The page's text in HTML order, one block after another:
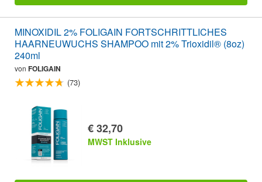
MINOXIDIL 2% FOLIGAIN FORTSCHRITTLICHES
HAARNEUWUCHS SHAMPOO mit 2% Trioxidil® (8oz)
240ml
von FOLIGAIN
(73)
€ 32,70
MWST Inklusive